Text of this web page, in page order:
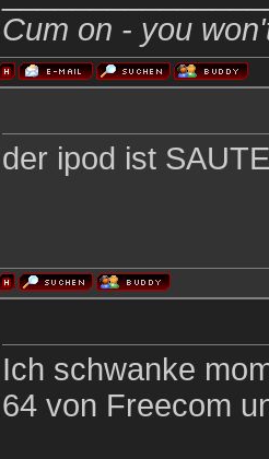
Cum on - you
der ipod ist
Ich schwanke
64 von Freecom